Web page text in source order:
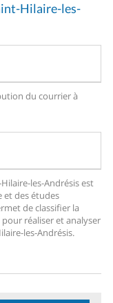
Hilaire-les-
du courrier à
les-Andrésis est
des études
de classifier la
réaliser et analyser
les-Andrésis.